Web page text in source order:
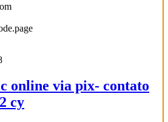
online via pix- contato
cy